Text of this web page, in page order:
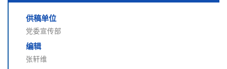
供稿单位
党委宣传部
编辑
张轩维